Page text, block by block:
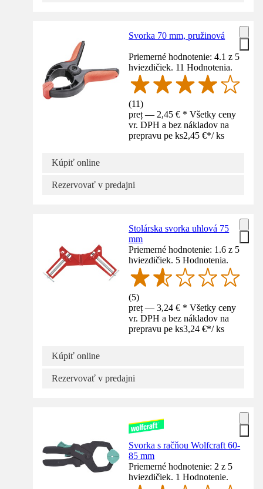
Svorka 70 mm, pružinová
Priemerné hodnotenie: 4.1 z 5
hviezdičiek. 11 Hodnotenia.
(11)
preț — 2,45 € * Všetky ceny
vr. DPH a bez nákladov na
prepravu pe ks2,45 €*/ ks
Kúpiť online
Rezervovať v predajni
Stolárska svorka uhlová 75
mm
Priemerné hodnotenie: 1.6 z 5
hviezdičiek. 5 Hodnotenia.
(5)
preț — 3,24 € * Všetky ceny
vr. DPH a bez nákladov na
prepravu pe ks3,24 €*/ ks
Kúpiť online
Rezervovať v predajni
Svorka s račňou Wolfcraft 60-
85 mm
Priemerné hodnotenie: 2 z 5
hviezdičiek. 1 Hodnotenie.